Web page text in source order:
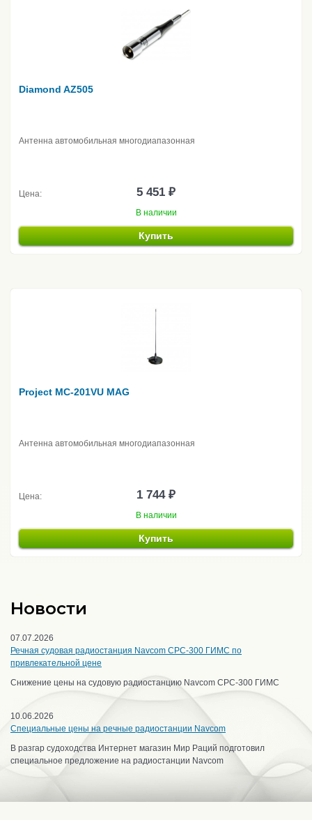
Diamond AZ505
Антенна автомобильная многодиапазонная
Цена: 5 451 ₽
В наличии
Купить
Project MC-201VU MAG
Антенна автомобильная многодиапазонная
Цена: 1 744 ₽
В наличии
Купить
Новости
07.07.2026
Речная судовая радиостанция Navcom CPC-300 ГИМС по
привлекательной цене
Снижение цены на судовую радиостанцию Navcom CPC-300 ГИМС
10.06.2026
Специальные цены на речные радиостанции Navcom
В разгар судоходства Интернет магазин Мир Раций подготовил
специальное предложение на радиостанции Navcom